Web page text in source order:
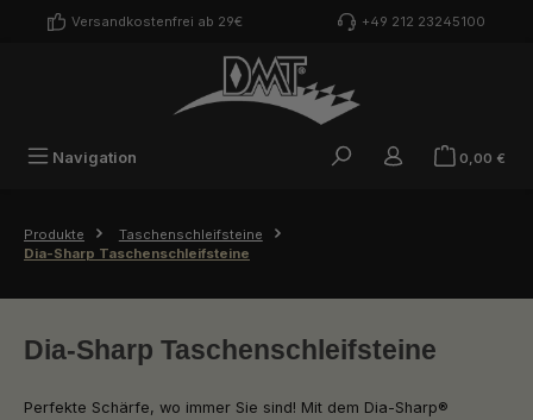
Zum Hauptinhalt springen
Versandkostenfrei ab 29€ +49 212 23245100
Navigation 0,00 €
Produkte
Taschenschleifsteine
Dia-Sharp Taschenschleifsteine
Dia-Sharp Taschenschleifsteine
Perfekte Schärfe, wo immer Sie sind! Mit dem Dia-Sharp®